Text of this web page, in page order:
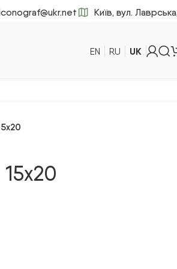
Київ, вул.
EN RU UK